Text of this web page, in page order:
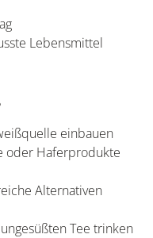
Lebensmittel
einbauen
oder Haferprodukte
Alternativen
Tee trinken